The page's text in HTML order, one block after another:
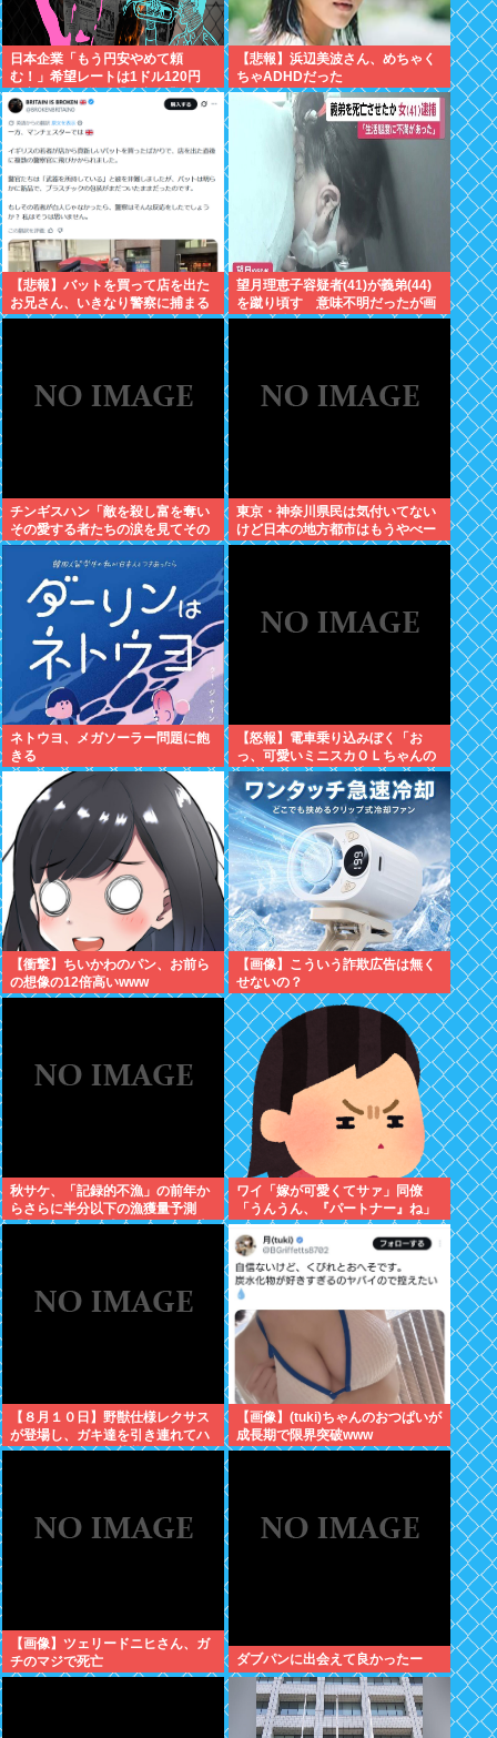
日本企業「もう円安やめて頼
む！」希望レートは1ドル120円
現実は160円前後「輸出企業まで
悲鳴」
【悲報】浜辺美波さん、めちゃく
ちゃADHDだった
【悲報】バットを買って店を出た
お兄さん、いきなり警察に捕まる
www
望月理恵子容疑者(41)が義弟(44)
を蹴り頃す 意味不明だったが画
像みて納得・・・
チンギスハン「敵を殺し富を奪い
その愛する者たちの涙を見てその
妻や娘をレ●プするのが最大の喜
東京・神奈川県民は気付いてない
けど日本の地方都市はもうやべー
ぞ
ネトウヨ、メガソーラー問題に飽
きる
【怒報】電車乗り込みぼく「お
っ、可愛いミニスカＯＬちゃんの
隣あいてんじゃん！座ったろ！」
→結果w w w w w w w w
【衝撃】ちいかわのパン、お前ら
の想像の12倍高いwww
【画像】こういう詐欺広告は無く
せないの？
秋サケ、「記録的不漁」の前年か
らさらに半分以下の漁獲量予測
「なぜこれほど減ったのか、日本
ワイ「嫁が可愛くてサァ」同僚
「うんうん、『パートナー』ね」
【８月１０日】野獣仕様レクサス
が登場し、ガキ達を引き連れてハ
ーメルンの笛吹き状態となる （※
【画像】(tuki)ちゃんのおつぱいが
成長期で限界突破www
【画像】ツェリードニヒさん、ガ
チのマジで死亡
ダブパンに出会えて良かったー